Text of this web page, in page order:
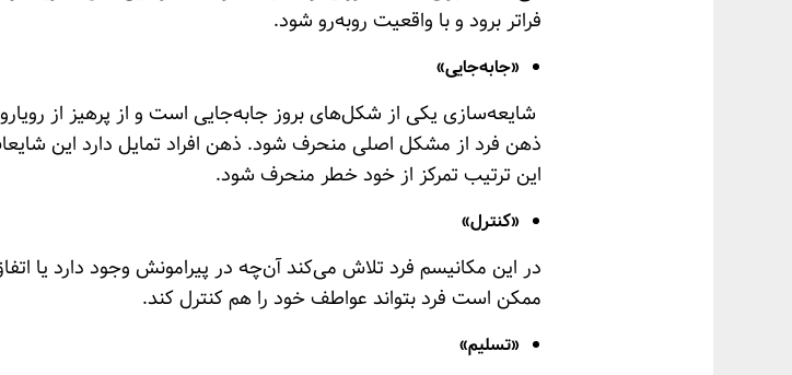
فراتر برود و با واقعیت روبه‌رو شود.
«جابه‌جایی»
شایعه‌سازی یکی از شکل‌های بروز جابه‌جایی است و از پرهیز از
ذهن فرد از مشکل اصلی منحرف شود. ذهن افراد تمایل دارد این
این ترتیب تمرکز از خود خطر منحرف شود.
«کنترل»
در این مکانیسم فرد تلاش می‌کند آن‌چه در پیرامونش وجود دارد یا
ممکن است فرد بتواند عواطف خود را هم کنترل کند.
«تسلیم»